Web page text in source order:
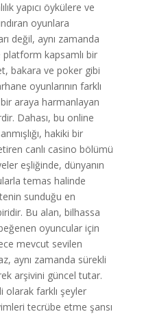
yapıcı öykülere ve
oyunlara
değil, aynı zamanda
platform kapsamlı bir
bakara ve poker gibi
oyunlarının farklı
araya harmanlayan
Dahası, bu online
hakiki bir
canlı casino bölümü
eşliğinde, dünyanın
temas halinde
sunduğu en
Bu alan, bilhassa
oyuncular için
mevcut sevilen
aynı zamanda sürekli
arşivini güncel tutar.
olarak farklı şeyler
tecrübe etme şansı